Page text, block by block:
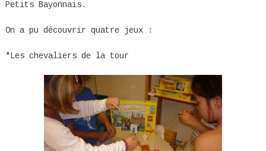
Petits Bayonnais.
On a pu découvrir quatre jeux :
*Les chevaliers de la tour